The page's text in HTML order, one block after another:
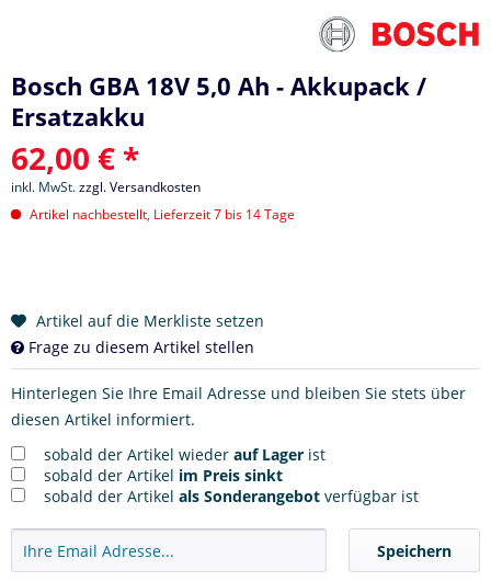
Bosch GBA 18V 5,0 Ah - Akkupack /
Ersatzakku
62,00 € *
inkl. MwSt.zzgl. Versandkosten
Artikel nachbestellt, Lieferzeit 7 bis 14 Tage
Artikel auf die Merkliste setzen
Frage zu diesem Artikel stellen
Hinterlegen Sie Ihre Email Adresse und bleiben Sie stets über
diesen Artikel informiert.
sobald der Artikel wieder auf Lager ist
sobald der Artikel im Preis sinkt
sobald der Artikel als Sonderangebot verfügbar ist
Speichern